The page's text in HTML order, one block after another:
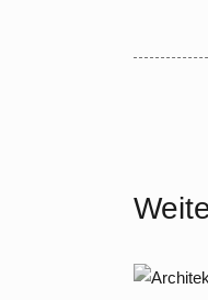
2013